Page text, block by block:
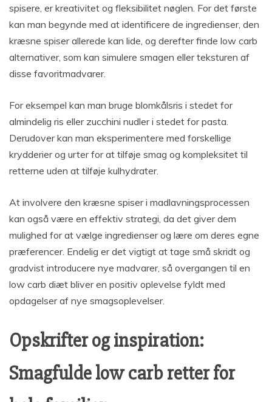
spisere, er kreativitet og fleksibilitet nøglen. For det første
kan man begynde med at identificere de ingredienser, den
kræsne spiser allerede kan lide, og derefter finde low carb
alternativer, som kan simulere smagen eller teksturen af
disse favoritmadvarer.
For eksempel kan man bruge blomkålsris i stedet for
almindelig ris eller zucchini nudler i stedet for pasta.
Derudover kan man eksperimentere med forskellige
krydderier og urter for at tilføje smag og kompleksitet til
retterne uden at tilføje kulhydrater.
At involvere den kræsne spiser i madlavningsprocessen
kan også være en effektiv strategi, da det giver dem
mulighed for at vælge ingredienser og lære om deres egne
præferencer. Endelig er det vigtigt at tage små skridt og
gradvist introducere nye madvarer, så overgangen til en
low carb diæt bliver en positiv oplevelse fyldt med
opdagelser af nye smagsoplevelser.
Opskrifter og inspiration:
Smagfulde low carb retter for